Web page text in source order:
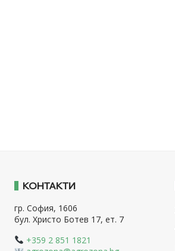
КОНТАКТИ
гр. София, 1606
бул. Христо Ботев 17, ет. 7
+359 2 851 1821